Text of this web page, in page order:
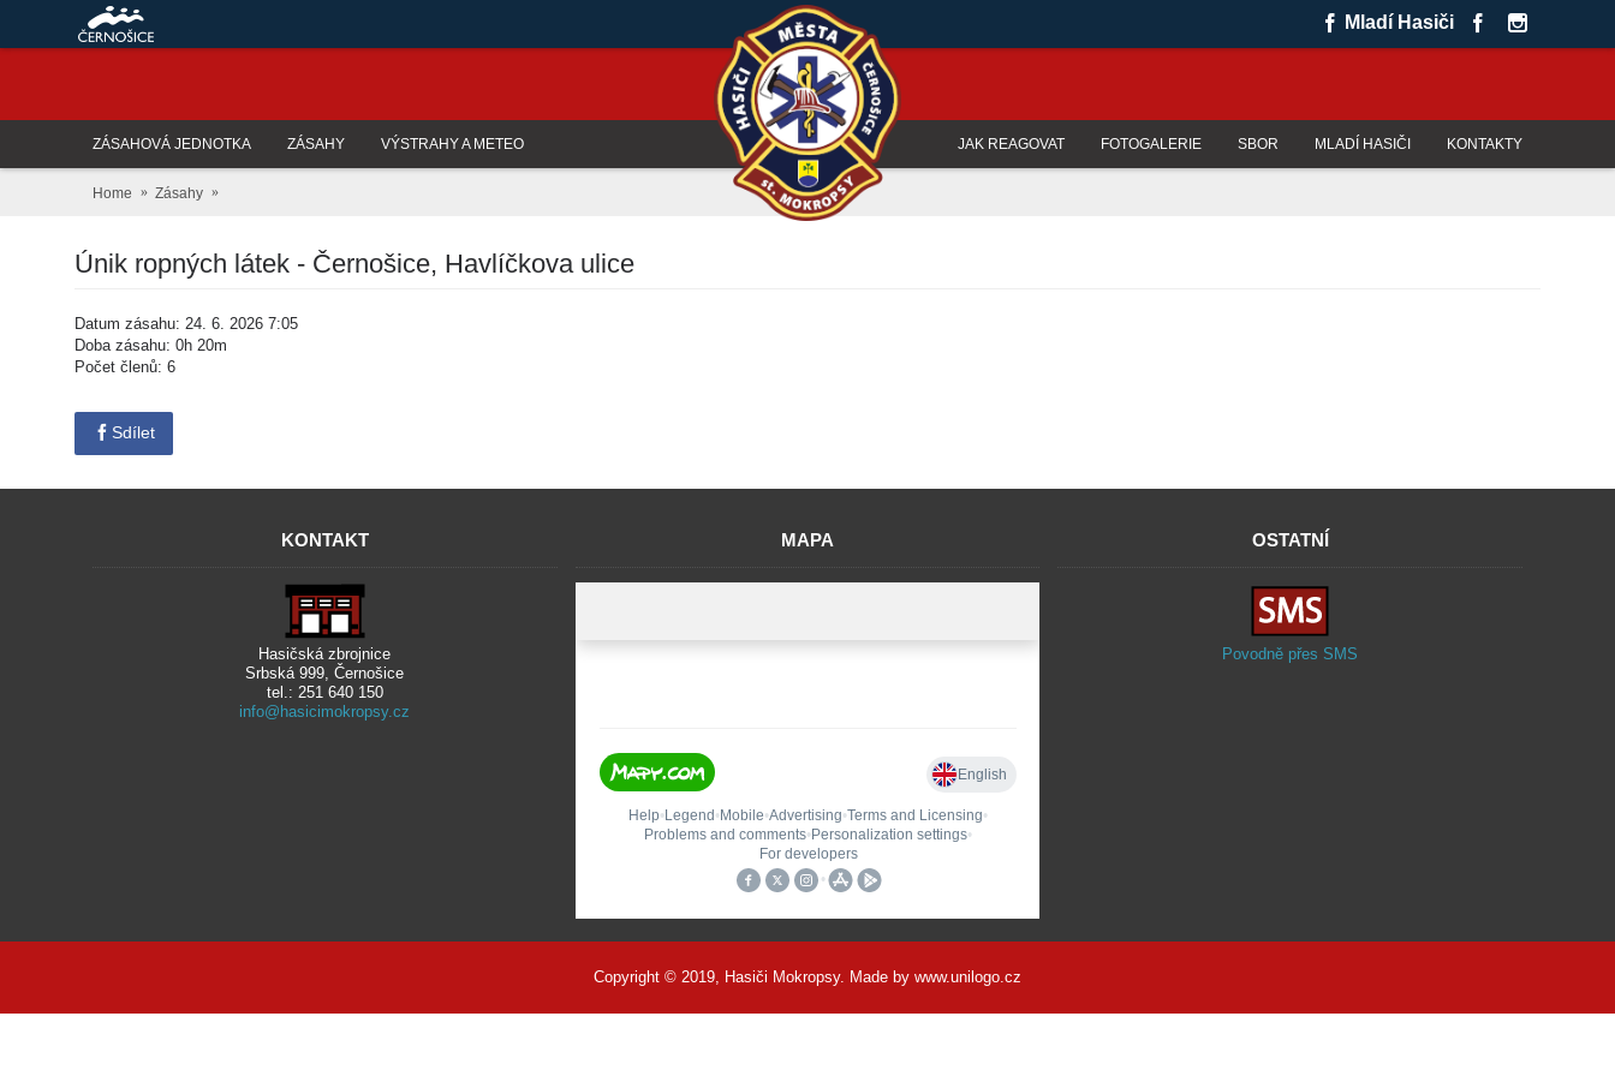
Mladí Hasiči
ZÁSAHOVÁ JEDNOTKA ZÁSAHY VÝSTRAHY A METEO KONTAKTY
MLADÍ HASIČI
SBOR
FOTOGALERIE
JAK REAGOVAT
Home Zásahy
Únik ropných látek - Černošice, Havlíčkova ulice
Datum zásahu: 24. 6. 2026 7:05
Doba zásahu: 0h 20m
Počet členů: 6
Sdílet
KONTAKT
Hasičská zbrojnice
Srbská 999, Černošice
tel.: 251 640 150
info@hasicimokropsy.cz
MAPA OSTATNÍ
Povodně přes SMS
Copyright © 2019, Hasiči Mokropsy. Made by www.unilogo.cz